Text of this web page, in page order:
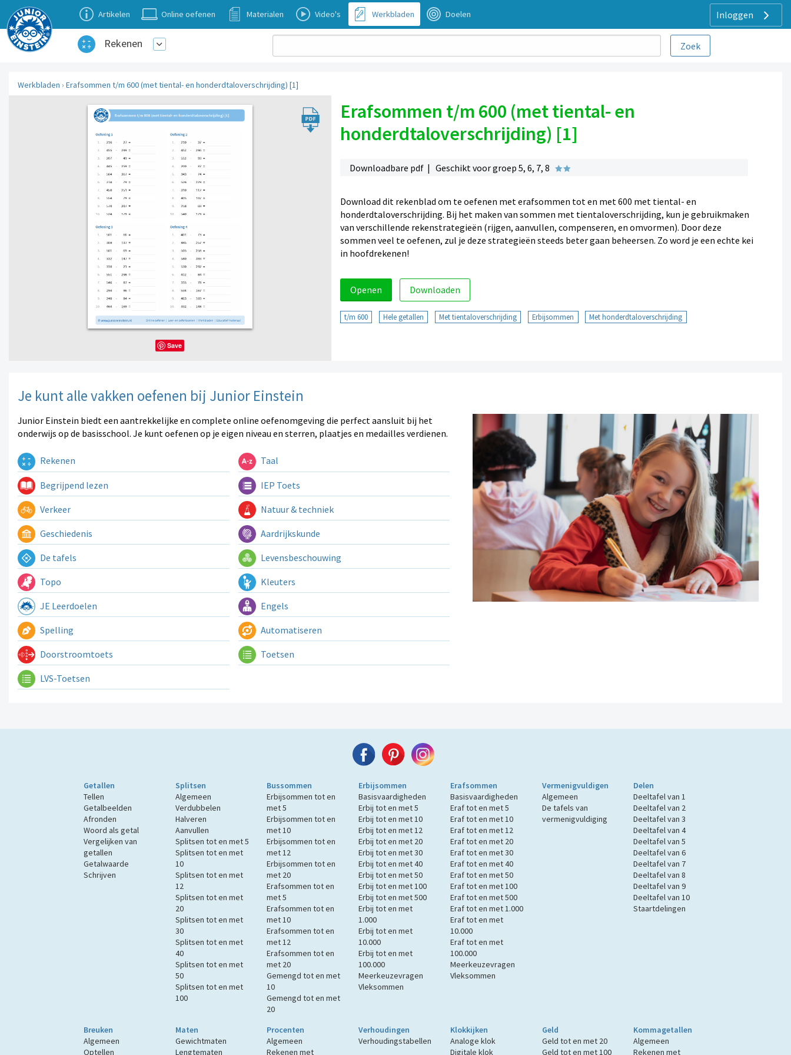
Inloggen
Artikelen Online oefenen Materialen Video's Werkbladen Doelen
Rekenen
Werkbladen › Erafsommen t/m 600 (met tiental- en honderdtaloverschrijding) [1]
Erafsommen t/m 600 (met tiental- en
honderdtaloverschrijding) [1]
Downloadbare pdf | Geschikt voor groep 5, 6, 7, 8
Download dit rekenblad om te oefenen met erafsommen tot en met 600 met tiental- en
honderdtaloverschrijding. Bij het maken van sommen met tientaloverschrijding, kun je gebruikmaken
van verschillende rekenstrategieën (rijgen, aanvullen, compenseren, en omvormen). Door deze
sommen veel te oefenen, zul je deze strategieën steeds beter gaan beheersen. Zo word je een echte kei
in hoofdrekenen!
Openen Downloaden
t/m 600 Hele getallen Met tientaloverschrijding Erbijsommen Met honderdtaloverschrijding
Save
Je kunt alle vakken oefenen bij Junior Einstein
Junior Einstein biedt een aantrekkelijke en complete online oefenomgeving die perfect aansluit bij het
onderwijs op de basisschool. Je kunt oefenen op je eigen niveau en sterren, plaatjes en medailles verdienen.
Rekenen Taal
Begrijpend lezen IEP Toets
Verkeer Natuur & techniek
Geschiedenis Aardrijkskunde
De tafels Levensbeschouwing
Topo Kleuters
JE Leerdoelen Engels
Spelling Automatiseren
Doorstroomtoets Toetsen
LVS-Toetsen
Getallen
Tellen
Getalbeelden
Afronden
Woord als getal
Vergelijken van
getallen
Getalwaarde
Schrijven
Splitsen
Algemeen
Verdubbelen
Halveren
Aanvullen
Splitsen tot en met 5
Splitsen tot en met
10
Splitsen tot en met
12
Splitsen tot en met
20
Splitsen tot en met
30
Splitsen tot en met
40
Splitsen tot en met
50
Splitsen tot en met
100
Bussommen
Erbijsommen tot en
met 5
Erbijsommen tot en
met 10
Erbijsommen tot en
met 12
Erbijsommen tot en
met 20
Erafsommen tot en
met 5
Erafsommen tot en
met 10
Erafsommen tot en
met 12
Erafsommen tot en
met 20
Gemengd tot en met
10
Gemengd tot en met
20
Erbijsommen
Basisvaardigheden
Erbij tot en met 5
Erbij tot en met 10
Erbij tot en met 12
Erbij tot en met 20
Erbij tot en met 30
Erbij tot en met 40
Erbij tot en met 50
Erbij tot en met 100
Erbij tot en met 500
Erbij tot en met
1.000
Erbij tot en met
10.000
Erbij tot en met
100.000
Meerkeuzevragen
Vleksommen
Erafsommen
Basisvaardigheden
Eraf tot en met 5
Eraf tot en met 10
Eraf tot en met 12
Eraf tot en met 20
Eraf tot en met 30
Eraf tot en met 40
Eraf tot en met 50
Eraf tot en met 100
Eraf tot en met 500
Eraf tot en met 1.000
Eraf tot en met
10.000
Eraf tot en met
100.000
Meerkeuzevragen
Vleksommen
Vermenigvuldigen
Algemeen
De tafels van
vermenigvuldiging
Delen
Deeltafel van 1
Deeltafel van 2
Deeltafel van 3
Deeltafel van 4
Deeltafel van 5
Deeltafel van 6
Deeltafel van 7
Deeltafel van 8
Deeltafel van 9
Deeltafel van 10
Staartdelingen
Breuken
Algemeen
Optellen
Maten
Gewichtmaten
Lengtematen
Procenten
Algemeen
Rekenen met
Verhoudingen
Verhoudingstabellen
Klokkijken
Analoge klok
Digitale klok
Geld
Geld tot en met 20
Geld tot en met 100
Kommagetallen
Algemeen
Rekenen met